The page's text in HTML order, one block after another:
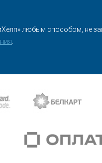
любым способом, не